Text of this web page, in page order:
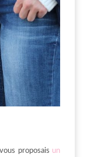
proposais un